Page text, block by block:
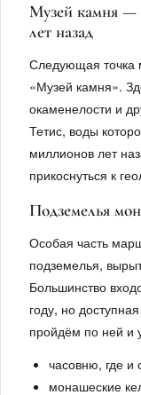
Музей камня —
лет назад
Следующая точка
«Музей камня».
окаменелости и
Тетис, воды
миллионов лет
прикоснуться к
Подземелья
Особая часть
подземелья,
Большинство
году, но
пройдём по ней и
часовню, где и
монашеские